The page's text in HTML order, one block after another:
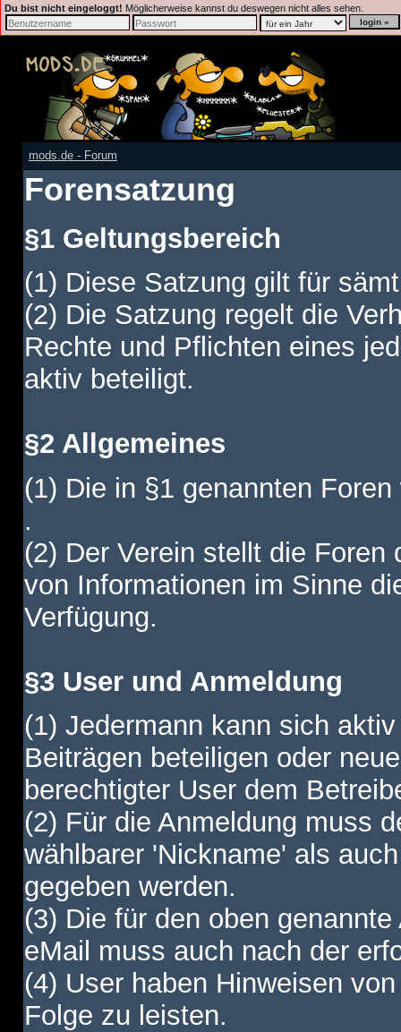
Du bist nicht eingeloggt! Möglicherweise kannst du deswegen nicht alles sehen.
mods.de - Forum
Forensatzung
§1 Geltungsbereich
(1) Diese Satzung gilt für
(2) Die Satzung regelt die
Rechte und Pflichten eines
aktiv beteiligt.
§2 Allgemeines
(1) Die in §1 genannten
.
(2) Der Verein stellt die
von Informationen im Sinne
Verfügung.
§3 User und Anmeldung
(1) Jedermann kann sich
Beiträgen beteiligen oder
berechtigter User dem
(2) Für die Anmeldung muss
wählbarer 'Nickname' als
gegeben werden.
(3) Die für den oben
eMail muss auch nach der
(4) User haben Hinweisen
Folge zu leisten.